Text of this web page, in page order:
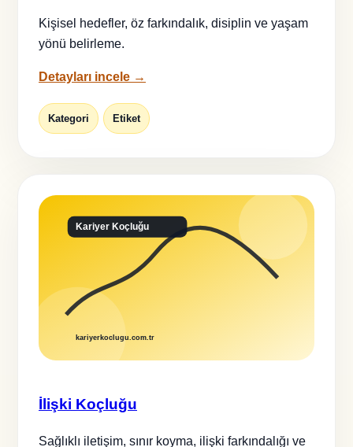
Kişisel hedefler, öz farkındalık, disiplin ve yaşam
yönü belirleme.
Detayları incele →
Kategori Etiket
İlişki Koçluğu
Sağlıklı iletişim, sınır koyma, ilişki farkındalığı ve